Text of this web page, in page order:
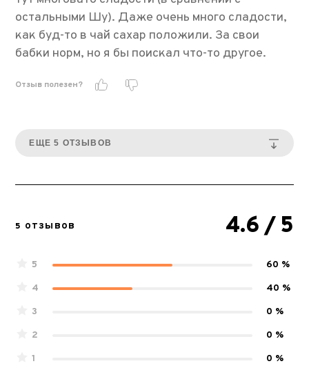
остальными Шу). Даже очень много сладости,
как буд-то в чай сахар положили. За свои
бабки норм, но я бы поискал что-то другое.
Отзыв полезен?
ЕЩЕ 5 ОТЗЫВОВ
5 ОТЗЫВОВ 4.6 / 5
5
60 %
4
40 %
3
0 %
2
0 %
1
0 %